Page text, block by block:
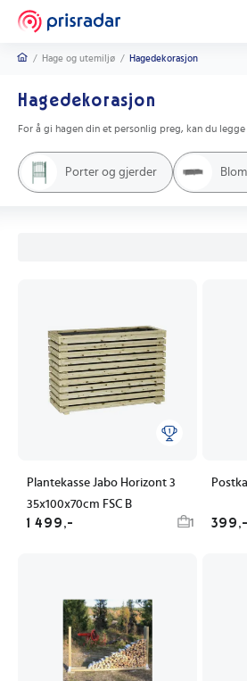
/ Hage og utemiljø / Hagedekorasjon
Hagedekorasjon
Porter og gjerder
Plantekasse Jabo Horizont 3
35x100x70cm FSC B
1 499,- 1 399,-